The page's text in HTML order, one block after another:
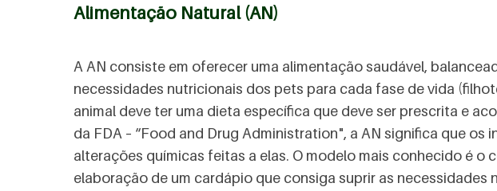
Alimentação Natural (AN)
A AN consiste em oferecer uma alimentação saudável,
necessidades nutricionais dos pets para cada fase de vida
animal deve ter uma dieta específica que deve ser prescrita e
da FDA – “Food and Drug Administration", a AN significa que
alterações químicas feitas a elas. O modelo mais conhecido é o
elaboração de um cardápio que consiga suprir as